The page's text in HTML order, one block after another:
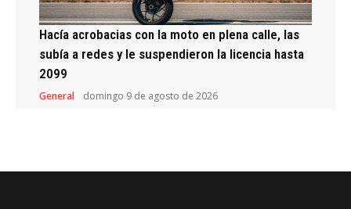
Hacía acrobacias con la moto en plena calle, las
subía a redes y le suspendieron la licencia hasta
2099
General domingo 9 de agosto de 2026